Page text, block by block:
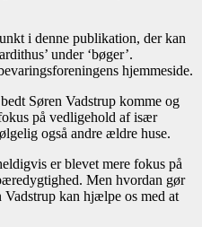
i denne publikation, der kan
under ‘bøger’.
hjemmeside.
Søren Vadstrup komme og
på vedligehold af især
også andre ældre huse.
er blevet mere fokus på
Men hvordan gør
Vadstrup kan hjælpe os med at